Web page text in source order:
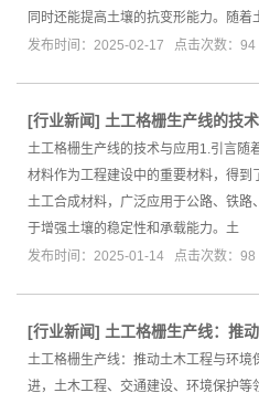
同时还能提高土壤的抗变形能力。随着
发布时间：2025-02-17 点击次数：94
[行业新闻] 土工格栅生产线的技
土工格栅生产线的技术与应用1.引言随
材料作为工程建设中的重要材料，得
土工合成材料，广泛应用于公路、铁
于增强土壤的稳定性和承载能力。土
发布时间：2025-01-14 点击次数：98
[行业新闻] 土工格栅生产线：推
土工格栅生产线：推动土木工程与环
进，土木工程、交通建设、环境保护